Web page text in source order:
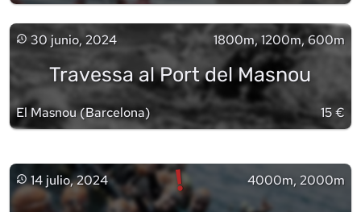
30 junio, 2024 1800m, 1200m, 600m
Travessa al Port del Masnou
El Masnou(Barcelona) 15 €
14 julio, 2024 ! 4000m, 2000m